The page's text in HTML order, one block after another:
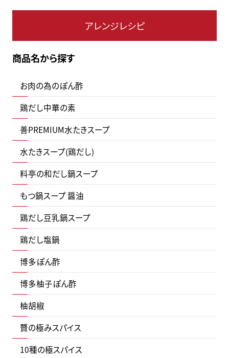
アレンジレシピ
商品名から探す
お肉の為のぽん酢
鶏だし中華の素
善PREMIUM水たきスープ
水たきスープ(鶏だし)
料亭の和だし鍋スープ
もつ鍋スープ 醤油
鶏だし豆乳鍋スープ
鶏だし塩鍋
博多ぽん酢
博多柚子ぽん酢
柚胡椒
贅の極みスパイス
10種の極スパイス